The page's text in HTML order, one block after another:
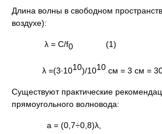
Длина волны в свободном
воздухе):
λ = С/f0 (1)
λ =(3∙1010)/1010 см = 3 см =
Существуют практические
прямоугольного волновода:
a = (0,7÷0,8)λ,